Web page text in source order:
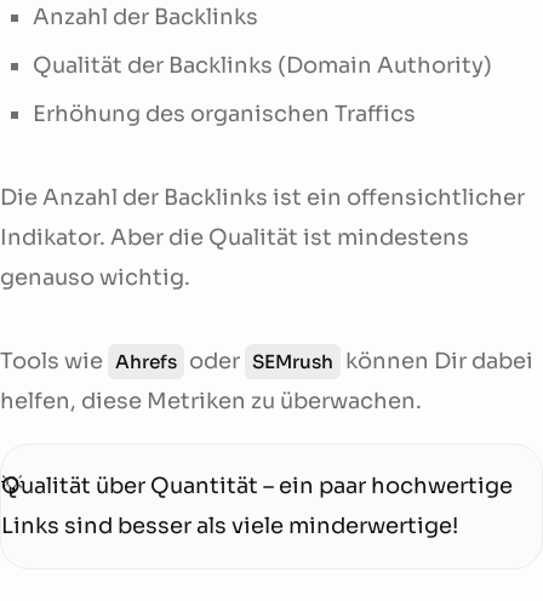
Anzahl der Backlinks
Qualität der Backlinks (Domain Authority)
Erhöhung des organischen Traffics
Die Anzahl der Backlinks ist ein offensichtlicher
Indikator. Aber die Qualität ist mindestens
genauso wichtig.
Tools wie Ahrefs oder SEMrush
können Dir dabei
helfen, diese Metriken zu überwachen.
Qualität über Quantität – ein paar hochwertige
Links sind besser als viele minderwertige!